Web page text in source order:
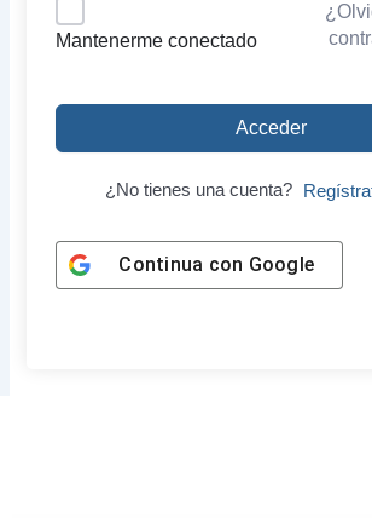
Mantenerme conectado
Acceder
¿No tienes una cuenta?
Continua con Google